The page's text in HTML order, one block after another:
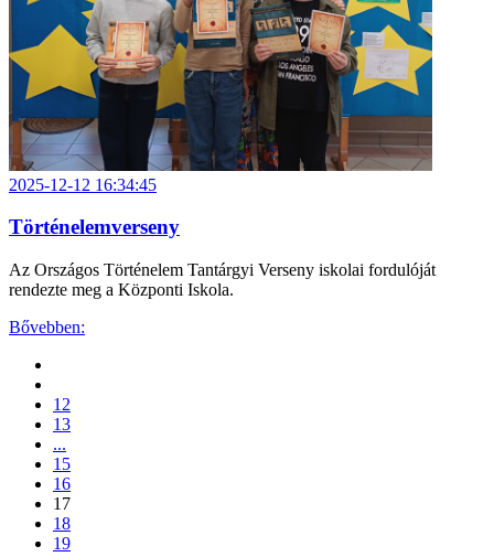
2025-12-12 16:34:45
Történelemverseny
Az Országos Történelem Tantárgyi Verseny iskolai fordulóját
rendezte meg a Központi Iskola.
Bővebben:
12
13
...
15
16
17
18
19